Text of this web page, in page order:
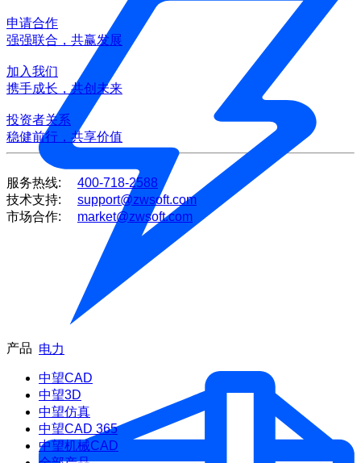
电力
申请合作
强强联合，共赢发展
加入我们
携手成长，共创未来
投资者关系
稳健前行，共享价值
服务热线:
400-718-2588
技术支持:
support@zwsoft.com
市场合作:
market@zwsoft.com
产品
中望CAD
中望3D
中望仿真
中望CAD 365
中望机械CAD